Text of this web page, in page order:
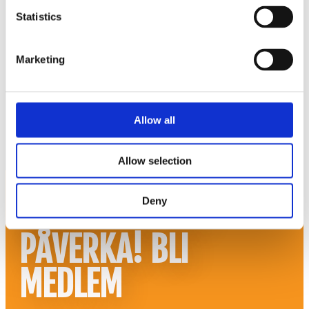
Statistics
Marketing
Allow all
Allow selection
Deny
020-760 761 (ank. 2)
info@ff.se
HJÄLP TILL ATT
PÅVERKA! BLI
MEDLEM